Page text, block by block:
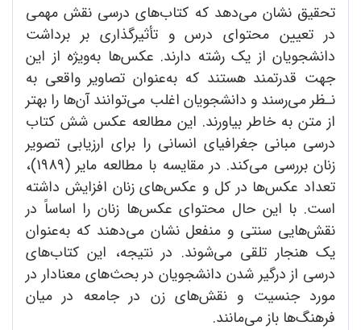
تحقیق نشان می‌دهد که کتاب‌های درسی نقش مهمی
در تعیین محتوای درس و تأثیرگذاری بر برداشت
دانشجویان از یک رشته دارند. عکس‌ها به‌ویژه از این
جهت قدرتمند هستند که به‌عنوان تصاویر واقعی به
نـظر می‌رسند و دانشجویان اغلب می‌توانند آن‌ها را بهتر
از متن به خاطر بیاورند. این مطالعه عکس شش کتاب
درسی مبانی جغرافیای انسانی را برای ارزیابی تصویر
زنان بررسی می‌کند. در مقایسه با مطالعه مایر (1989)،
تعداد عکس‌ها در کل و عکس‌های زنان افزایش داشته
است. با این حال محتوای عکس‌ها زنان را اساساً در
نقش‌هایی سنتی و منفعل نشان می‌دهند که به‌عنوان
یک هنجار تلقی می‌شوند. در نتیجه، این کتاب‌های
درسی از درگیر شدن دانشجویان در بحث‌های معنادار در
مورد جنسیت و نقش‌های زن در جامعه در میان
فرهنگ‌ها باز می‌مانند.